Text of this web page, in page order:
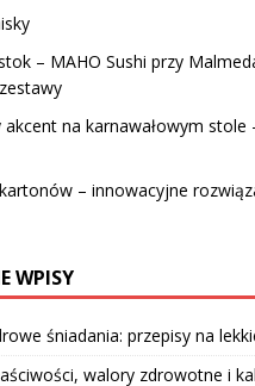
– MAHO Sushi przy
akcent na karnawałowym stole
– innowacyjne
WPISY
śniadania: przepisy na
walory zdrowotne i